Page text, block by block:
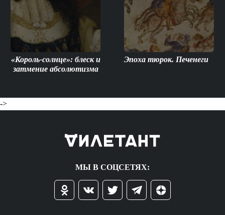
«Король-солнце»: блеск и
затмение абсолютизма
Эпоха тюрок. Печенеги
->
МЫ В СОЦСЕТЯХ: